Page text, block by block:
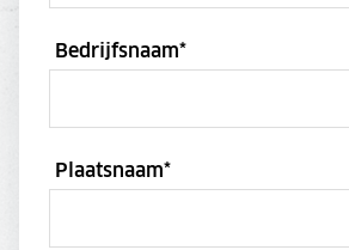
Bedrijfsnaam*
Plaatsnaam*